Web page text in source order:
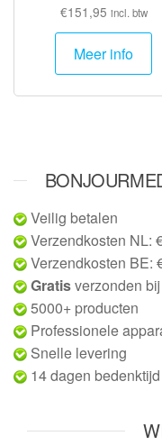
€151,95 incl. btw
Meer info
Veilig betalen
Verzendkosten NL:
Verzendkosten BE:
Gratisverzonden
5000+ producten
Professionele
Snelle levering
14 dagen bedenktijd